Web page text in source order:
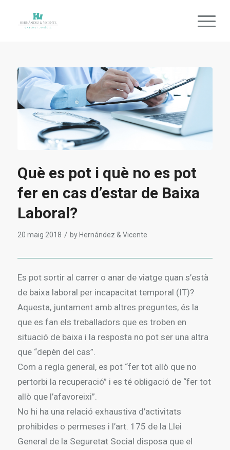
Què es pot i què no es pot
fer en cas d’estar de Baixa
Laboral?
20 maig 2018 / by Hernández & Vicente
Es pot sortir al carrer o anar de viatge quan s’està
de baixa laboral per incapacitat temporal (IT)?
Aquesta, juntament amb altres preguntes, és la
que es fan els treballadors que es troben en
situació de baixa i la resposta no pot ser una altra
que “depèn del cas”.
Com a regla general, es pot “fer tot allò que no
pertorbi la recuperació” i es té obligació de “fer tot
allò que l’afavoreixi”.
No hi ha una relació exhaustiva d’activitats
prohibides o permeses i l’art. 175 de la Llei
General de la Seguretat Social disposa que el